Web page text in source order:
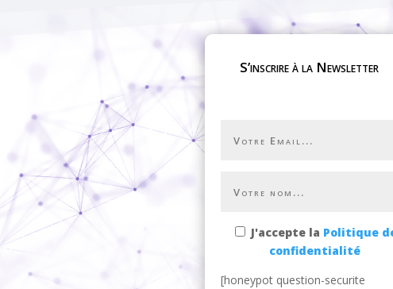
S’inscrire à la Newsletter
J'accepte la Politique
confidentialité
[honeypot question-securite